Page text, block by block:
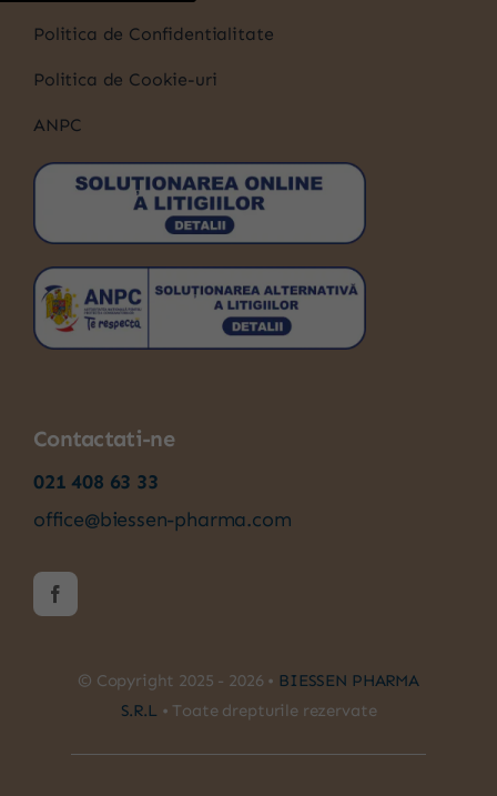
Politica de Confidentialitate
Politica de Cookie-uri
ANPC
Contactati-ne
021 408 63 33
office@biessen-pharma.com
© Copyright 2025 - 2026 • BIESSEN PHARMA
S.R.L
• Toate drepturile rezervate